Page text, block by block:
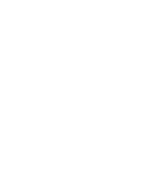
1LY -